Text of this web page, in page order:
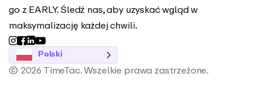
go z EARLY. Śledź nas, aby uzyskać wgląd w
maksymalizację każdej chwili.
Polski
© 2026 TimeTac. Wszelkie prawa zastrzeżone.